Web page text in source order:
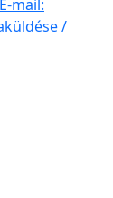
E-mail:
/